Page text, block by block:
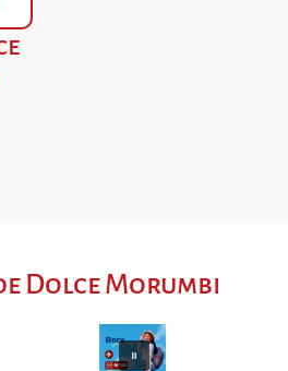
Dolce Morumbi